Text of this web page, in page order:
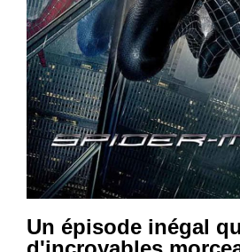
Un épisode inégal